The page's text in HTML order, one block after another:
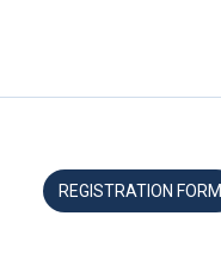
REGISTRATION FORM